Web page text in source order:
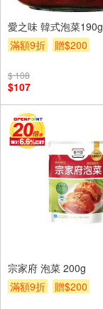
愛之味 韓式泡菜190g
滿額9折
贈$200
$ 108
$107
宗家府 泡菜 200g
滿額9折
贈$200